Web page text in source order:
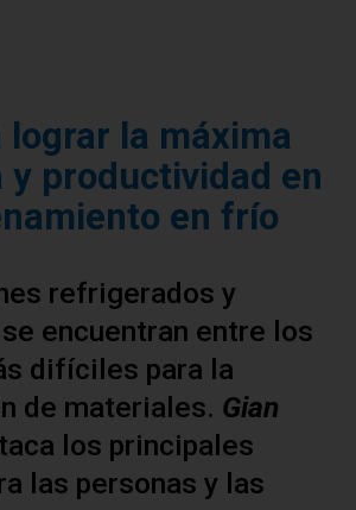
lograr la máxima
y productividad en
en frío
refrigerados y
encuentran entre los
difíciles para la
de materiales. Gian
los principales
las personas y las